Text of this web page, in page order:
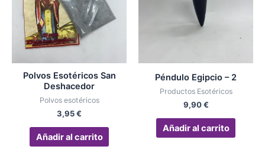
Polvos Esotéricos San
Deshacedor
Polvos esotéricos
3,95€
Añadir al carrito
Péndulo Egipcio – 2
Productos Esotéricos
9,90€
Añadir al carrito